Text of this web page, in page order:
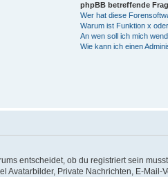
phpBB betreffende
Wer hat diese
Warum ist Funktion x
An wen soll ich mich
Wie kann ich einen
entscheidet, ob du registriert sein
Private Nachrichten, E-